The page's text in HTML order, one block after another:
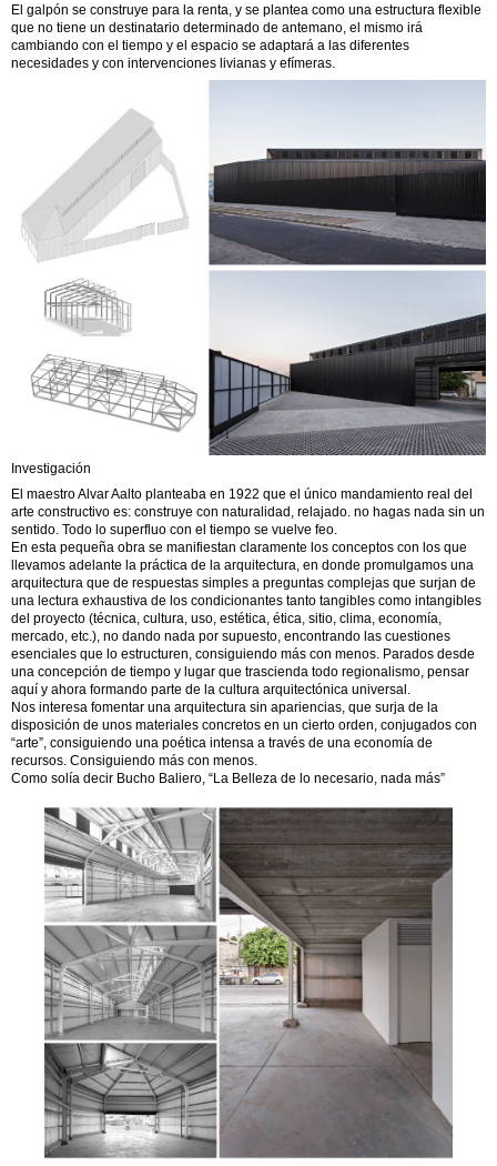
El galpón se construye para la renta, y se plantea como una estructura flexible
que no tiene un destinatario determinado de antemano, el mismo irá
cambiando con el tiempo y el espacio se adaptará a las diferentes
necesidades y con intervenciones livianas y efímeras.
Investigación
El maestro Alvar Aalto planteaba en 1922 que el único mandamiento real del
arte constructivo es: construye con naturalidad, relajado. no hagas nada sin un
sentido. Todo lo superfluo con el tiempo se vuelve feo.
En esta pequeña obra se manifiestan claramente los conceptos con los que
llevamos adelante la práctica de la arquitectura, en donde promulgamos una
arquitectura que de respuestas simples a preguntas complejas que surjan de
una lectura exhaustiva de los condicionantes tanto tangibles como intangibles
del proyecto (técnica, cultura, uso, estética, ética, sitio, clima, economía,
mercado, etc.), no dando nada por supuesto, encontrando las cuestiones
esenciales que lo estructuren, consiguiendo más con menos. Parados desde
una concepción de tiempo y lugar que trascienda todo regionalismo, pensar
aquí y ahora formando parte de la cultura arquitectónica universal.
Nos interesa fomentar una arquitectura sin apariencias, que surja de la
disposición de unos materiales concretos en un cierto orden, conjugados con
“arte”, consiguiendo una poética intensa a través de una economía de
recursos. Consiguiendo más con menos.
Como solía decir Bucho Baliero, “La Belleza de lo necesario, nada más”